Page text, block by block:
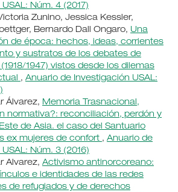
Núm. 4 (2017)
Zunino, Jessica Kessler,
Bernardo Dall Ongaro, Una
de época: hechos, ideas, corrientes
y sustratos de los debates de
1947) vistos desde los dilemas
, Anuario de Investigación USAL:
Álvarez, Memoria Trasnacional,
normativa?: reconciliación, perdón y
de Asia. el caso del Santuario
ex mujeres de confort , Anuario de
Núm. 3 (2016)
Alvarez, Activismo antinorcoreano:
e identidades de las redes
de refugiados y de derechos